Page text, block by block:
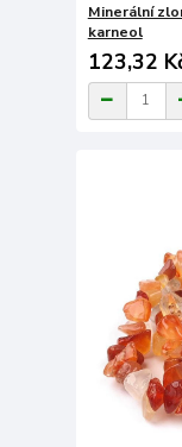
Minerální
karneol
123,32